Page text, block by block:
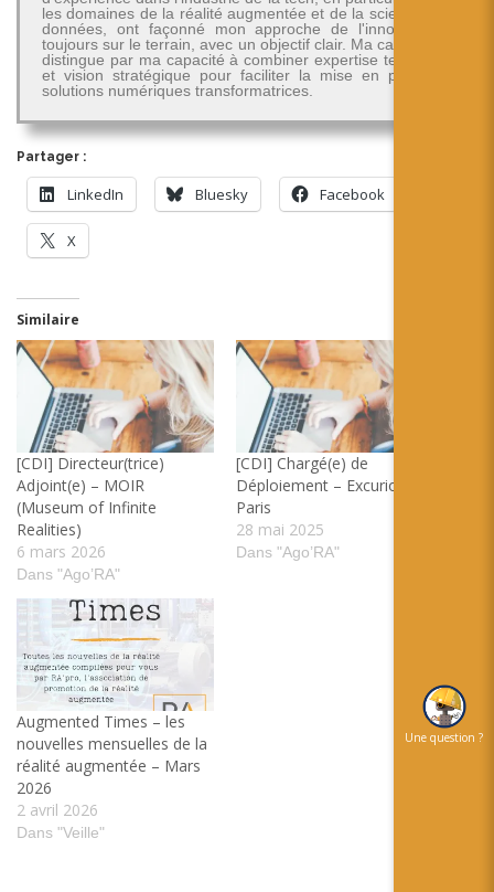
les domaines de la réalité augmentée et de la science des
données, ont façonné mon approche de l'innovation -
toujours sur le terrain, avec un objectif clair. Ma carrière se
distingue par ma capacité à combiner expertise technique
et vision stratégique pour faciliter la mise en place de
solutions numériques transformatrices.
Partager :
LinkedIn Bluesky Facebook
X
Similaire
[CDI] Directeur(trice)
Adjoint(e) – MOIR
(Museum of Infinite
Realities)
6 mars 2026
Dans "Ago’RA"
[CDI] Chargé(e) de
Déploiement – Excurio –
Paris
28 mai 2025
Dans "Ago’RA"
Augmented Times – les
nouvelles mensuelles de la
réalité augmentée – Mars
2026
2 avril 2026
Dans "Veille"
Une question ?